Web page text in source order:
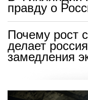
правду о
Почему рост
делает
замедления